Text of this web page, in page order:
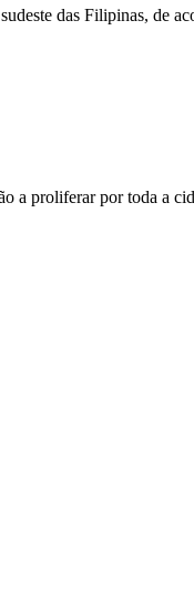
das Filipinas,
a proliferar por toda